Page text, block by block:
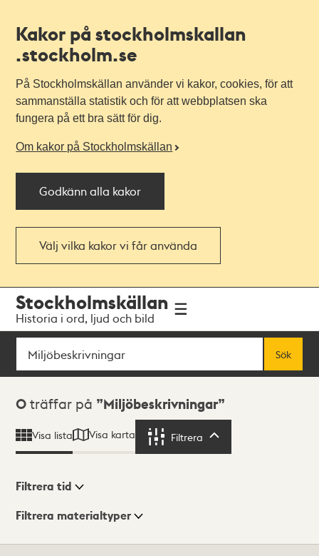
Kakor på stockholmskallan
.stockholm.se
På Stockholmskällan använder vi kakor, cookies, för att
sammanställa statistik och för att webbplatsen ska
fungera på ett bra sätt för dig.
Om kakor på Stockholmskällan
Godkänn alla kakor
Välj vilka kakor vi får använda
navigationen
huvudinnehållet
Stockholmskällan
Historia i ord, ljud och bild
Sök
Sök
Sökresultat
0 träffar på Miljöbeskrivningar
Visa lista Visa karta Filtrera
Visningsläge
Filtrera tid
Filtrera materialtyper